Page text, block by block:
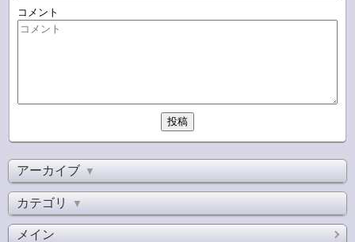
コメント
アーカイブ ▼
カテゴリ ▼
メイン